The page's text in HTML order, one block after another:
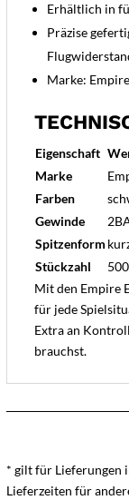
Erhältlich in
Präzise
Marke:
Eigenschaft
Marke
Farben
Gewinde
Spitzenform
Stückzahl
500
Mit den Empire
für jede
Extra an
brauchst.
* gilt für Lieferungen
Lieferzeiten für